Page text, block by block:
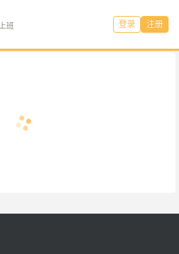
班 登录 注册